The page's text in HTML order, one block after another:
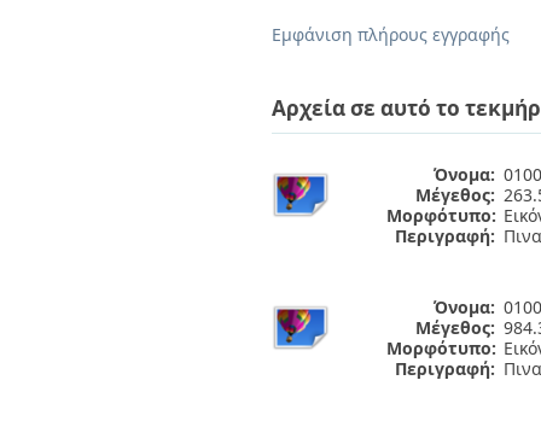
Εμφάνιση πλήρους εγγραφής
Αρχεία σε αυτό το
Όνομα:
Μέγεθος:
Μορφότυπο:
Περιγραφή:
Όνομα:
Μέγεθος:
Μορφότυπο:
Περιγραφή: